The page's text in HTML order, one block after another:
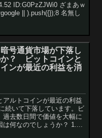
ID:G0PzZJWi0 ざまあｗ
|| ).push({});8 名無し
号通貨市場が下落し
？ ビットコインと
ンが最近の利益を消
ルトコインが最近の利益
続いて下落しています。ビ
去数日間で価値を大幅に
何なのでしょうか？ 1....